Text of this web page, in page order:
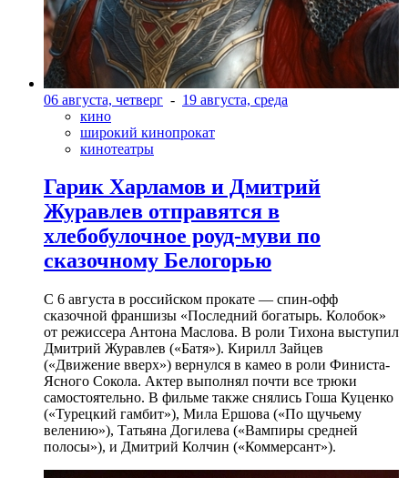
06 августа, четверг - 19 августа, среда
кино
широкий кинопрокат
кинотеатры
Гарик Харламов и Дмитрий
Журавлев отправятся в
хлебобулочное роуд-муви по
сказочному Белогорью
С 6 августа в российском прокате — спин-офф
сказочной франшизы «Последний богатырь. Колобок»
от режиссера Антона Маслова. В роли Тихона выступил
Дмитрий Журавлев («Батя»). Кирилл Зайцев
(«Движение вверх») вернулся в камео в роли Финиста-
Ясного Сокола. Актер выполнял почти все трюки
самостоятельно. В фильме также снялись Гоша Куценко
(«Турецкий гамбит»), Мила Ершова («По щучьему
велению»), Татьяна Догилева («Вампиры средней
полосы»), и Дмитрий Колчин («Коммерсант»).